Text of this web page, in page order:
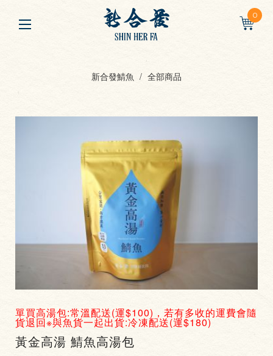
0
新合發鯖魚 全部商品
單買高湯包:常溫配送(運$100)，若有多收的運費會隨
貨退回※與魚貨一起出貨:冷凍配送(運$180)
黃金高湯 鯖魚高湯包